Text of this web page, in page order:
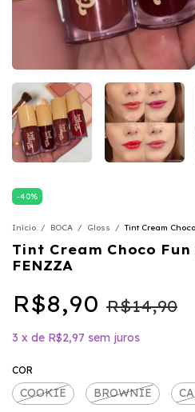
-40%
Início / BOCA / Gloss / Tint Cream
Tint Cream Choco Fun
FENZZA
R$8,90 R$14,90
3 x de R$2,97 sem juros
COR
COOKIE BROWNIE